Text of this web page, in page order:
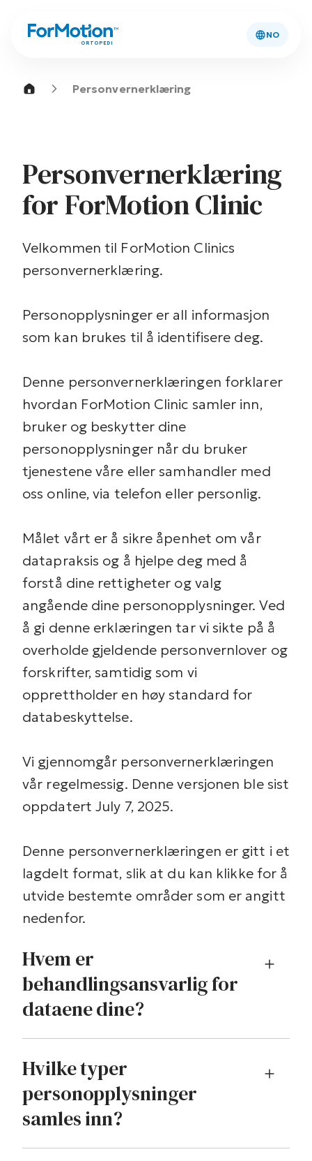
ORTOPEDI
NO
Personvernerklæring
Personvernerklæring
for ForMotion Clinic
Velkommen til ForMotion Clinics
personvernerklæring.
Personopplysninger er all informasjon
som kan brukes til å identifisere deg.
Denne personvernerklæringen forklarer
hvordan ForMotion Clinic samler inn,
bruker og beskytter dine
personopplysninger når du bruker
tjenestene våre eller samhandler med
oss online, via telefon eller personlig.
Målet vårt er å sikre åpenhet om vår
datapraksis og å hjelpe deg med å
forstå dine rettigheter og valg
angående dine personopplysninger. Ved
å gi denne erklæringen tar vi sikte på å
overholde gjeldende personvernlover og
forskrifter, samtidig som vi
opprettholder en høy standard for
databeskyttelse.
Vi gjennomgår personvernerklæringen
vår regelmessig. Denne versjonen ble sist
oppdatert July 7, 2025.
Denne personvernerklæringen er gitt i et
lagdelt format, slik at du kan klikke for å
utvide bestemte områder som er angitt
nedenfor.
Hvem er
behandlingsansvarlig for
dataene dine?
Hvilke typer
personopplysninger
samles inn?